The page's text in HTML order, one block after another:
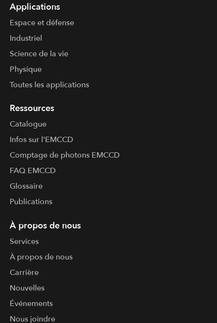
Applications
Espace et défense
Industriel
Science de la vie
Physique
Toutes les applications
Ressources
Catalogue
Infos sur l'​EMCCD
Comptage de photons EMCCD
FAQ EMCCD
Glossaire
Publications
À propos de nous
Services
À propos de nous
Carrière
Nouvelles
Événements
Nous joindre